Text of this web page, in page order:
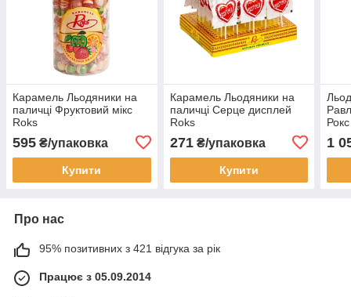
Карамель Льодяники на
паличці Фруктовий мікс
Roks
595 ₴/упаковка
Купити
Карамель Льодяники на
паличці Серце дисплей
Roks
271₴/упаковка
Купити
Рокс
1
Про нас
95% позитивних з 421 відгука за рік
Працює з 05.09.2014